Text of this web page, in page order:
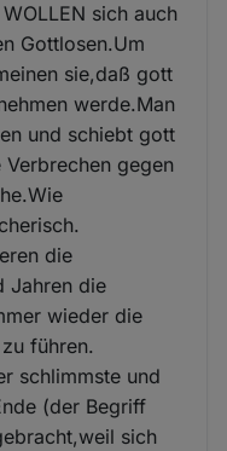
sich auch
Gottlosen.Um
sie,daß gott
werde.Man
und schiebt gott
gegen
die
Jahren die
wieder die
führen.
schlimmste und
(der Begriff
sich